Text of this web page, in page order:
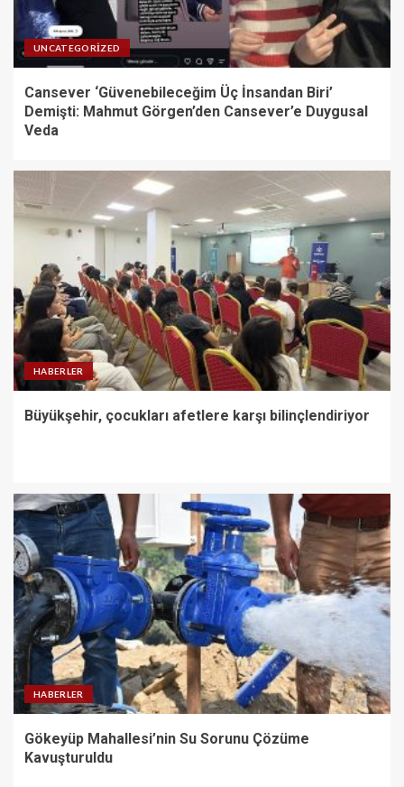
UNCATEGORIZED
Cansever ‘Güvenebileceğim Üç İnsandan Biri’
Demişti: Mahmut Görgen’den Cansever’e Duygusal
Veda
HABERLER
Büyükşehir, çocukları afetlere karşı bilinçlendiriyor
HABERLER
Gökeyüp Mahallesi’nin Su Sorunu Çözüme
Kavuşturuldu